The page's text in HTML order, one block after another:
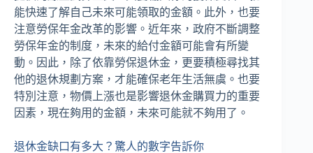
能快速了解自己未來可能領取的金額。此外，也要
注意勞保年金改革的影響。近年來，政府不斷調整
勞保年金的制度，未來的給付金額可能會有所變
動。因此，除了依靠勞保退休金，更要積極尋找其
他的退休規劃方案，才能確保老年生活無虞。也要
特別注意，物價上漲也是影響退休金購買力的重要
因素，現在夠用的金額，未來可能就不夠用了。
退休金缺口有多大？驚人的數字告訴你